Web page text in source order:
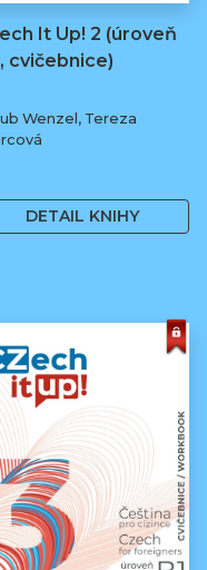
It Up! 2 (úroveň
cvičebnice)
Wenzel, Tereza
DETAIL KNIHY